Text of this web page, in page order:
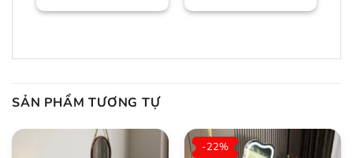
dẻ/màu trần Bảo
SẢN PHẨM TƯƠNG TỰ
-22%